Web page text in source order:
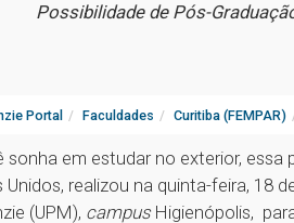
Possibilidade de Pós-
Portal Faculdades Curitiba (FEMPAR)
sonha em estudar no exterior, essa
Unidos, realizou na quinta-feira, 18
(UPM), campus Higienópolis,